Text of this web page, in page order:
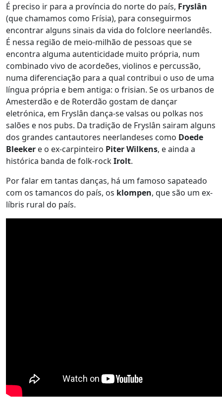
É preciso ir para a província do norte do país, Fryslân
(que chamamos como Frísia), para conseguirmos
encontrar alguns sinais da vida do folclore neerlandês.
É nessa região de meio-milhão de pessoas que se
encontra alguma autenticidade muito própria, num
combinado vivo de acordeões, violinos e percussão,
numa diferenciação para a qual contribui o uso de uma
língua própria e bem antiga: o frisian. Se os urbanos de
Amesterdão e de Roterdão gostam de dançar
eletrónica, em Fryslân dança-se valsas ou polkas nos
salões e nos pubs. Da tradição de Fryslân sairam alguns
dos grandes cantautores neerlandeses como Doede
Bleeker e o ex-carpinteiro Piter Wilkens, e ainda a
histórica banda de folk-rockIrolt.
Por falar em tantas danças, há um famoso sapateado
com os tamancos do país, os klompen, que são um ex-
líbris rural do país.